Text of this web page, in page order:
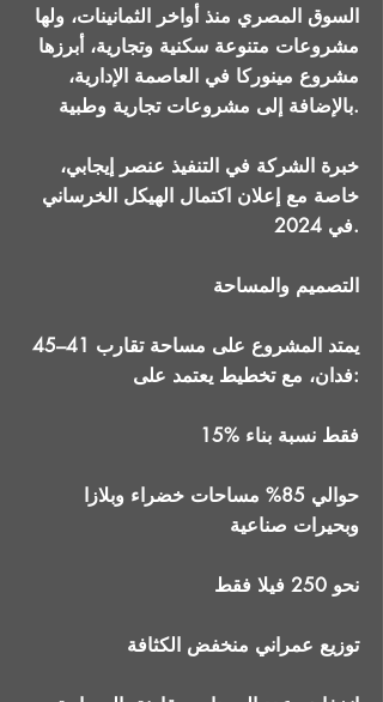
السوق المصري منذ أواخر الثمانينات، ولها
مشروعات متنوعة سكنية وتجارية، أبرزها
مشروع مينوركا في العاصمة الإدارية،
بالإضافة إلى مشروعات تجارية وطبية.
خبرة الشركة في التنفيذ عنصر إيجابي،
خاصة مع إعلان اكتمال الهيكل الخرساني
في 2024.
التصميم والمساحة
يمتد المشروع على مساحة تقارب 41–45
فدان، مع تخطيط يعتمد على:
15% فقط نسبة بناء
حوالي 85% مساحات خضراء وبلازا
وبحيرات صناعية
نحو 250 فيلا فقط
توزيع عمراني منخفض الكثافة